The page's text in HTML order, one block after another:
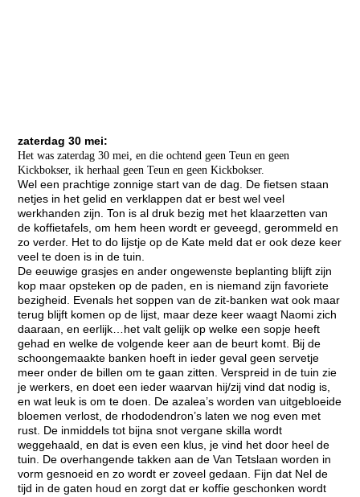
zaterdag 30 mei:
Het was zaterdag 30 mei, en die ochtend geen Teun en geen
Kickbokser, ik herhaal geen Teun en geen Kickbokser.
Wel een prachtige zonnige start van de dag. De fietsen staan
netjes in het gelid en verklappen dat er best wel veel
werkhanden zijn. Ton is al druk bezig met het klaarzetten van
de koffietafels, om hem heen wordt er geveegd, gerommeld en
zo verder. Het to do lijstje op de Kate meld dat er ook deze keer
veel te doen is in de tuin.
De eeuwige grasjes en ander ongewenste beplanting blijft zijn
kop maar opsteken op de paden, en is niemand zijn favoriete
bezigheid. Evenals het soppen van de zit-banken wat ook maar
terug blijft komen op de lijst, maar deze keer waagt Naomi zich
daaraan, en eerlijk…het valt gelijk op welke een sopje heeft
gehad en welke de volgende keer aan de beurt komt. Bij de
schoongemaakte banken hoeft in ieder geval geen servetje
meer onder de billen om te gaan zitten. Verspreid in de tuin zie
je werkers, en doet een ieder waarvan hij/zij vind dat nodig is,
en wat leuk is om te doen. De azalea’s worden van uitgebloeide
bloemen verlost, de rhododendron’s laten we nog even met
rust. De inmiddels tot bijna snot vergane skilla wordt
weggehaald, en dat is even een klus, je vind het door heel de
tuin. De overhangende takken aan de Van Tetslaan worden in
vorm gesnoeid en zo wordt er zoveel gedaan. Fijn dat Nel de
tijd in de gaten houd en zorgt dat er koffie geschonken wordt